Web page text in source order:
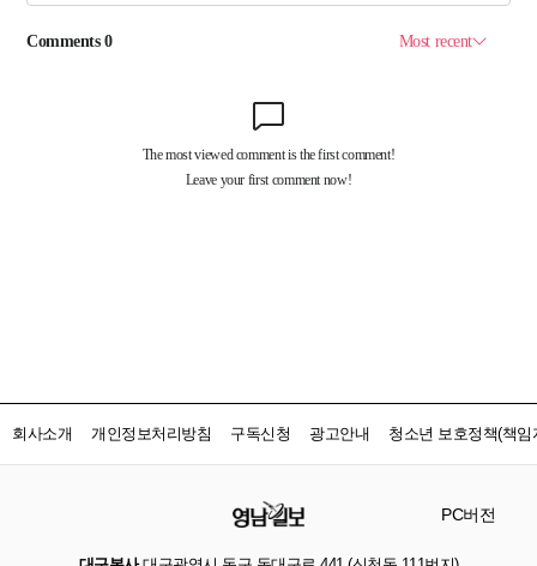
회사소개 개인정보처리방침 구독신청 광고안내 청소년 보호정책(책임
PC버전